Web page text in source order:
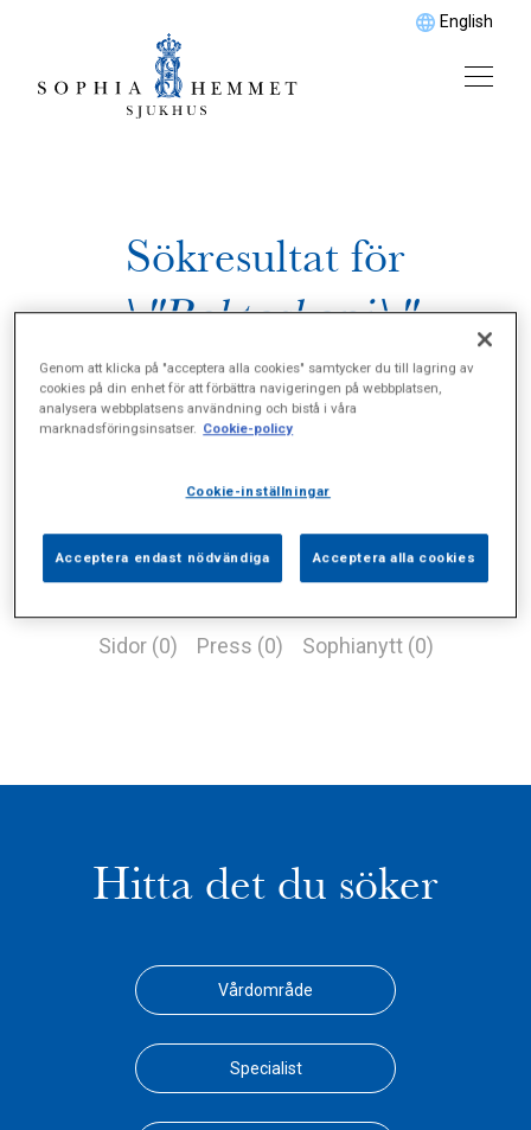
English
Sökresultat för
\"Rektoskopi\"
Sidor (0) Press (0) Sophianytt (0)
Hitta det du söker
Vårdområde
Specialist
Genom att klicka på "acceptera alla cookies" samtycker du till lagring av
cookies på din enhet för att förbättra navigeringen på webbplatsen,
analysera webbplatsens användning och bistå i våra
marknadsföringsinsatser. Cookie-policy
Cookie-inställningar
Acceptera endast nödvändiga Acceptera alla cookies